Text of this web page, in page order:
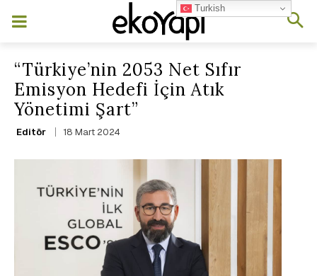
“Türkiye’nin 2053 Net Sıfır
Emisyon Hedefi İçin Atık
Yönetimi Şart”
Editör 18 Mart 2024
Turkish